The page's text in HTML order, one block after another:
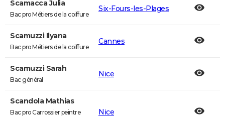
Scamacca Julia
Bac pro Métiers de la coiffure
Six-Fours-les-Plages
Scamuzzi Ilyana
Bac pro Métiers de la coiffure
Cannes
Scamuzzi Sarah
Bac général
Nice
Scandola Mathias
Bac pro Carrossier peintre
Nice